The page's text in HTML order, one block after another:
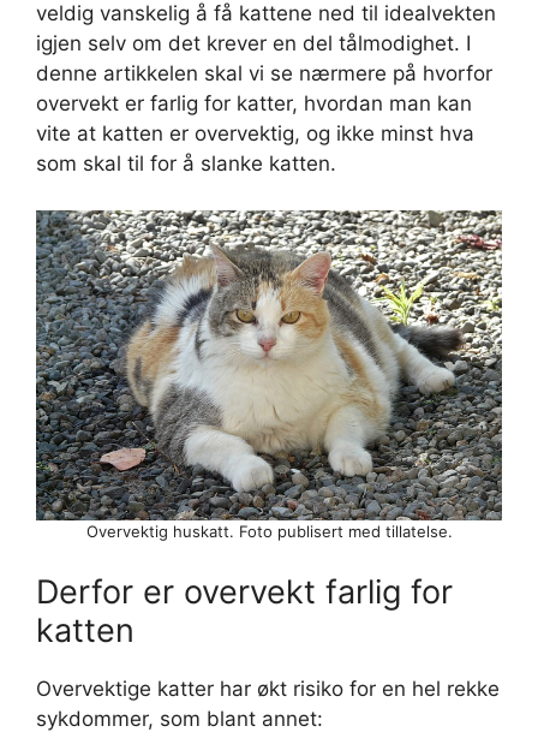
veldig vanskelig å få kattene ned til idealvekten
igjen selv om det krever en del tålmodighet. I
denne artikkelen skal vi se nærmere på hvorfor
overvekt er farlig for katter, hvordan man kan
vite at katten er overvektig, og ikke minst hva
som skal til for å slanke katten.
Overvektig huskatt. Foto publisert med tillatelse.
Derfor er overvekt farlig for
katten
Overvektige katter har økt risiko for en hel rekke
sykdommer, som blant annet: